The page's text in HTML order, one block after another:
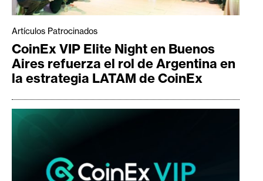
Artículos Patrocinados
CoinEx VIP Elite Night en Buenos
Aires refuerza el rol de Argentina en
la estrategia LATAM de CoinEx